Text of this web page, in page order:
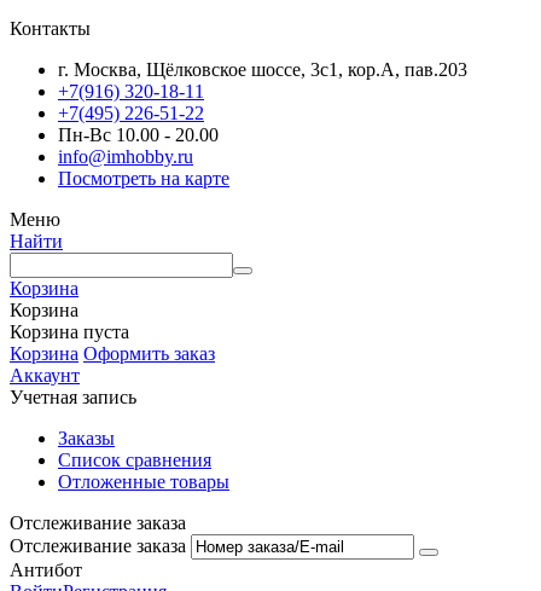
Контакты
г. Москва, Щёлковское шоссе, 3с1, кор.А, пав.203
+7(916) 320-18-11
+7(495) 226-51-22
Пн-Вс 10.00 - 20.00
info@imhobby.ru
Посмотреть на карте
Меню
Найти
Корзина
Корзина
Корзина пуста
Корзина Оформить заказ
Аккаунт
Учетная запись
Заказы
Список сравнения
Отложенные товары
Отслеживание заказа
Отслеживание заказа
Антибот